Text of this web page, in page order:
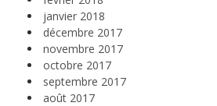
janvier 2018
décembre 2017
novembre 2017
octobre 2017
septembre 2017
août 2017